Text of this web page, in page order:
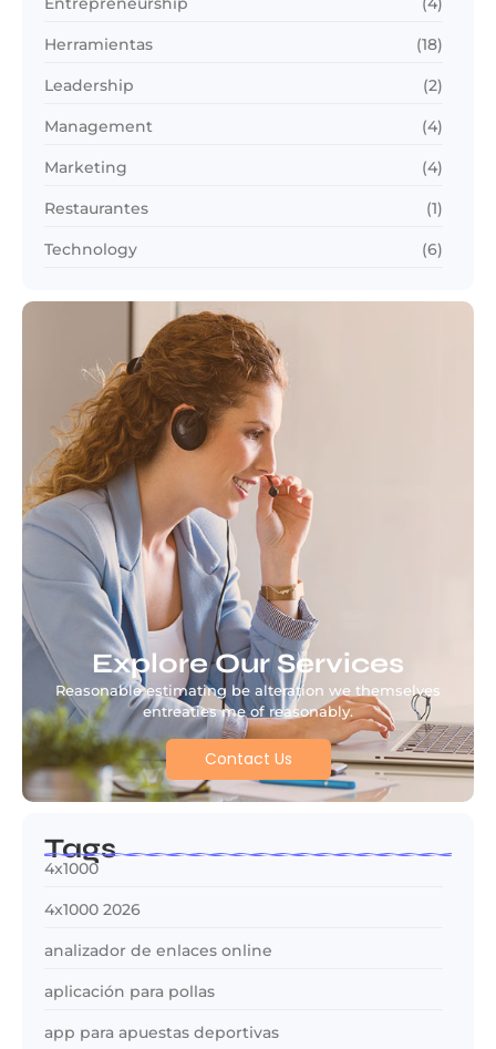
Herramientas (18)
Leadership (2)
Management (4)
Marketing (4)
Restaurantes (1)
Technology (6)
Explore Our Services
Reasonable estimating be alteration we themselves
entreaties me of reasonably.
Contact Us
Tags
4x1000
4x1000 2026
analizador de enlaces online
aplicación para pollas
app para apuestas deportivas